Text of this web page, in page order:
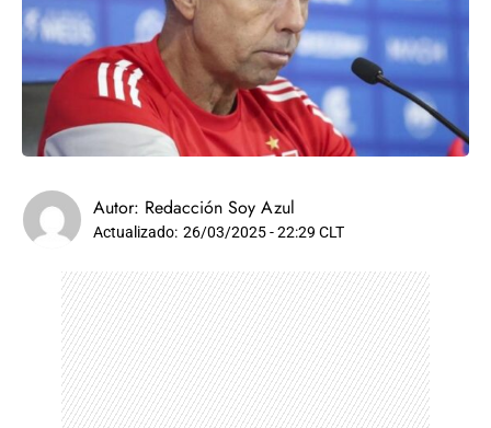
Autor: Redacción Soy Azul
Actualizado: 26/03/2025 - 22:29 CLT